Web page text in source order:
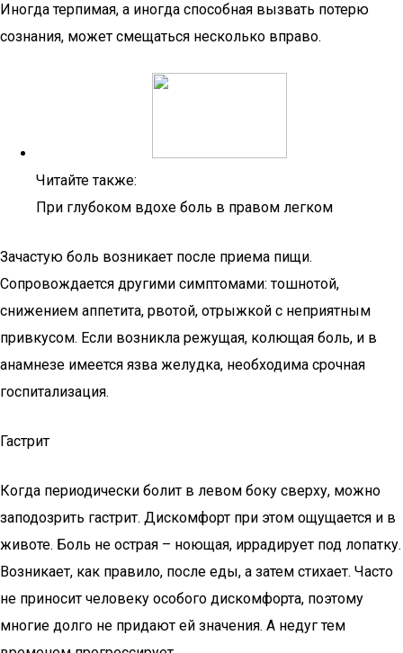
Иногда терпимая, а иногда способная вызвать потерю
сознания, может смещаться несколько вправо.
Читайте также:
При глубоком вдохе боль в правом легком
Зачастую боль возникает после приема пищи.
Сопровождается другими симптомами: тошнотой,
снижением аппетита, рвотой, отрыжкой с неприятным
привкусом. Если возникла режущая, колющая боль, и в
анамнезе имеется язва желудка, необходима срочная
госпитализация.
Гастрит
Когда периодически болит в левом боку сверху, можно
заподозрить гастрит. Дискомфорт при этом ощущается и в
животе. Боль не острая – ноющая, иррадирует под лопатку.
Возникает, как правило, после еды, а затем стихает. Часто
не приносит человеку особого дискомфорта, поэтому
многие долго не придают ей значения. А недуг тем